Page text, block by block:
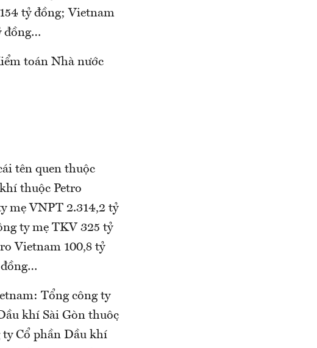
tỷ đồng; Vietnam
đồng…
toán Nhà nước
tên quen thuộc
thuộc Petro
mẹ VNPT 2.314,2 tỷ
ty mẹ TKV 325 tỷ
Vietnam 100,8 tỷ
đồng…
Tổng công ty
khí Sài Gòn thuộc
Cổ phần Dầu khí